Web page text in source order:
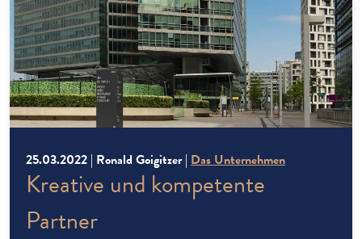
25.03.2022 | Ronald Goigitzer | Das Unternehmen
Kreative und kompetente
Partner